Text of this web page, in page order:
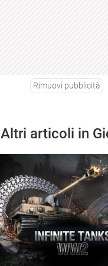
Rimuovi pubblicità
Altri articoli in